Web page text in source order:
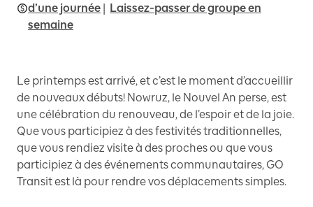
d’une journée | Laissez-passer de groupe en
semaine
Le printemps est arrivé, et c’est le moment d’accueillir
de nouveaux débuts! Nowruz, le Nouvel An perse, est
une célébration du renouveau, de l’espoir et de la joie.
Que vous participiez à des festivités traditionnelles,
que vous rendiez visite à des proches ou que vous
participiez à des événements communautaires, GO
Transit est là pour rendre vos déplacements simples.